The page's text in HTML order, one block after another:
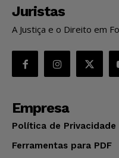
Juristas
A Justiça e o Direito em
Empresa
Política de Privacidade
Ferramentas para PDF